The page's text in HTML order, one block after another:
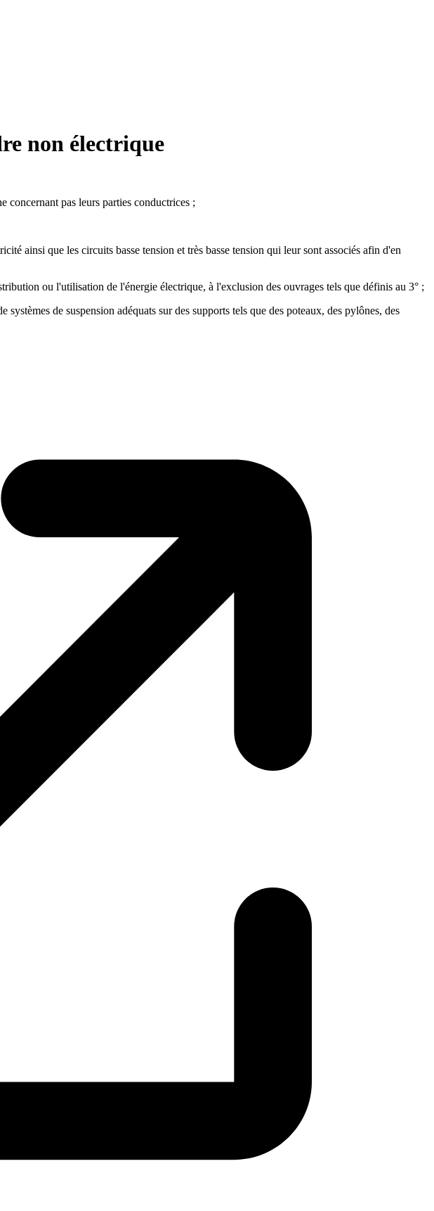
non électrique
concernant pas leurs parties conductrices ;
ainsi que les circuits basse tension et très basse tension qui leur sont associés afin d'en
ou l'utilisation de l'énergie électrique, à l'exclusion des ouvrages tels que définis au 3° ;
de suspension adéquats sur des supports tels que des poteaux, des pylônes, des